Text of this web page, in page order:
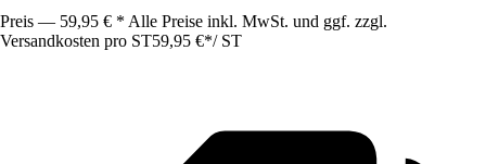
Preis — 59,95 € * Alle Preise inkl. MwSt. und ggf. zzgl.
Versandkosten pro ST59,95 €*/ ST